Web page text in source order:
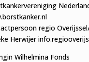
regio
Herwijer
Wilhelmina Fonds